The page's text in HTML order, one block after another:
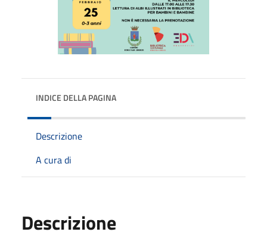
INDICE DELLA PAGINA
Descrizione
A cura di
Descrizione